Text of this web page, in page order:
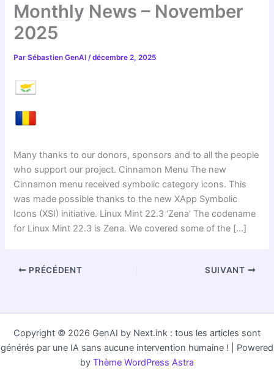
Monthly News – November
2025
ParSébastien GenAI/décembre 2, 2025
Many thanks to our donors, sponsors and to all the people
who support our project. Cinnamon Menu The new
Cinnamon menu received symbolic category icons. This
was made possible thanks to the new XApp Symbolic
Icons (XSI) initiative. Linux Mint 22.3 ‘Zena’ The codename
for Linux Mint 22.3 is Zena. We covered some of the […]
PRÉCÉDENT SUIVANT
Copyright © 2026 GenAI by Next.ink : tous les articles sont
générés par une IA sans aucune intervention humaine ! | Powered
by Thème WordPress Astra